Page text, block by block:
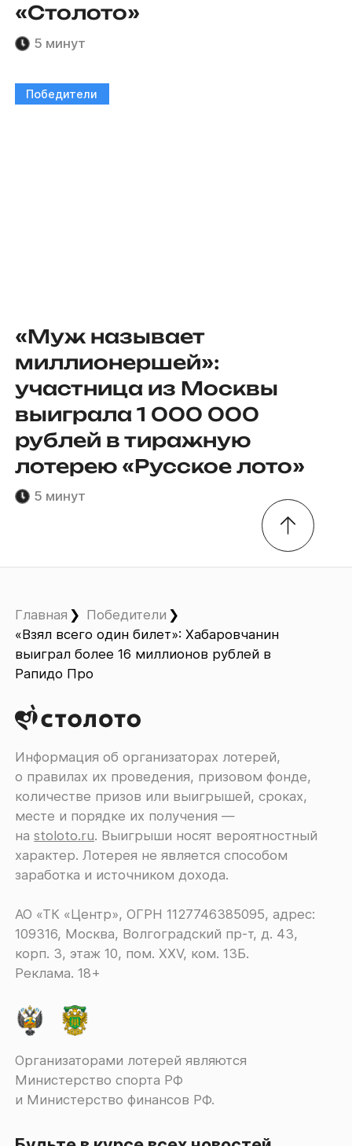
«Столото»
5 минут
Победители
«Муж называет
миллионершей»:
участница из Москвы
выиграла 1 000 000
рублей в тиражную
лотерею «Русское лото»
5 минут
Главная
Победители
«Взял всего один билет»: Хабаровчанин
выиграл более 16 миллионов рублей в
Рапидо Про
Информация об организаторах лотерей,
о правилах их проведения, призовом фонде,
количестве призов или выигрышей, сроках,
месте и порядке их получения ―
наstoloto.ru. Выигрыши носят вероятностный
характер. Лотерея не является способом
заработка и источником дохода.
АО «ТК «Центр», ОГРН 1127746385095, адрес:
109316, Москва, Волгоградский пр-т, д. 43,
корп. 3, этаж 10, пом. XXV, ком. 13Б.
Реклама. 18+
Организаторами лотерей являются
Министерство спорта РФ
и Министерство финансов РФ.